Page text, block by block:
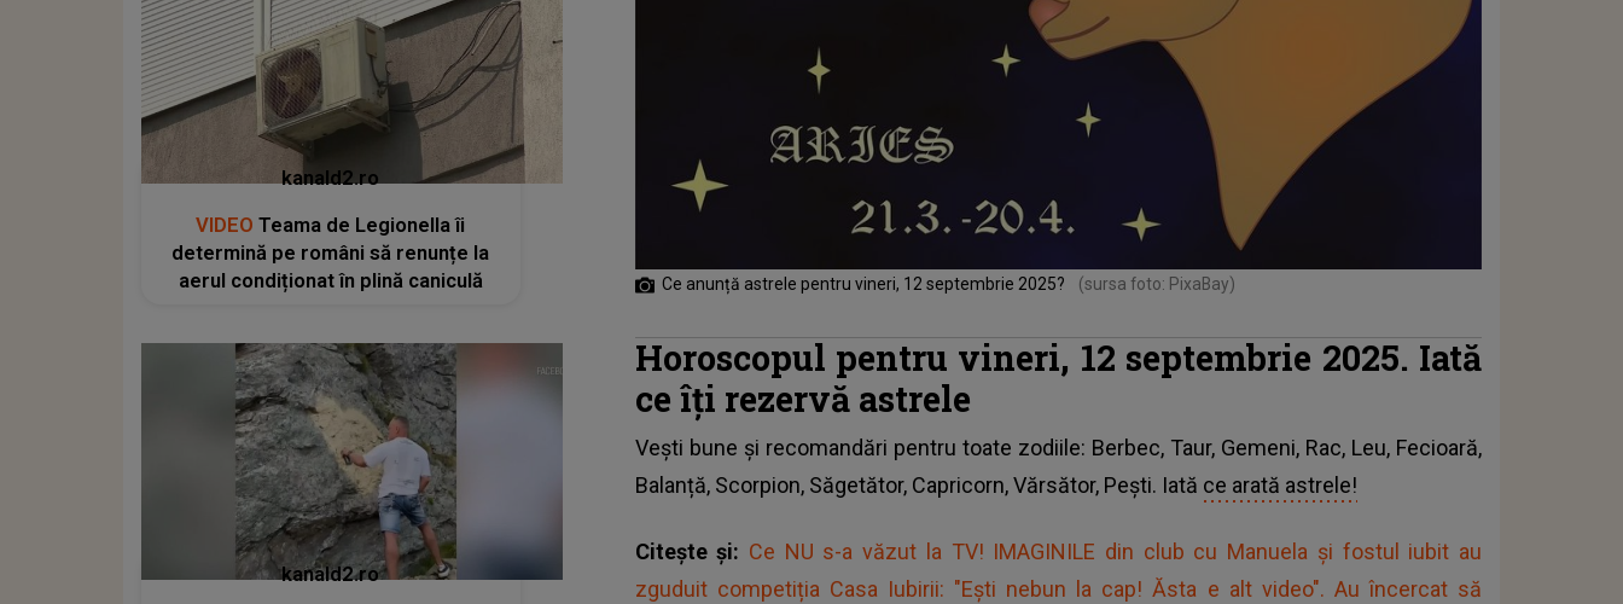
Ce anunță astrele pentru vineri, 12 septembrie 2025? (sursa foto: PixaBay)
Horoscopul pentru vineri, 12 septembrie 2025. Iată
ce îți rezervă astrele
Vești bune și recomandări pentru toate zodiile: Berbec, Taur, Gemeni, Rac, Leu, Fecioară,
Balanță, Scorpion, Săgetător, Capricorn, Vărsător, Pești. Iată ce arată astrele!
Citește și: Ce NU s-a văzut la TV! IMAGINILE din club cu Manuela și fostul iubit au
zguduit competiția Casa Iubirii: "Ești nebun la cap! Ăsta e alt video". Au încercat să
kanald2.ro
VIDEO Teama de Legionella îi
determină pe români să renunțe la
aerul condiționat în plină caniculă
kanald2.ro